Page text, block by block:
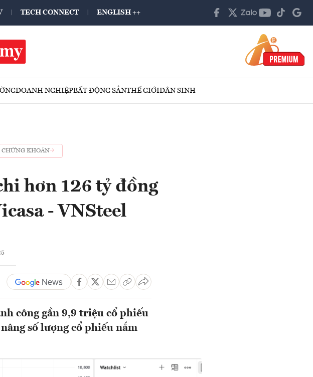
TECH CONNECT ENGLISH ++
DOANH NGHIỆPBẤT ĐỘNG SẢNTHẾ GIỚIDÂN SINH
CHỨNG KHOÁN
hơn 126 tỷ đồng
- VNSteel
công gần 9,9 triệu cổ phiếu
số lượng cổ phiếu nắm